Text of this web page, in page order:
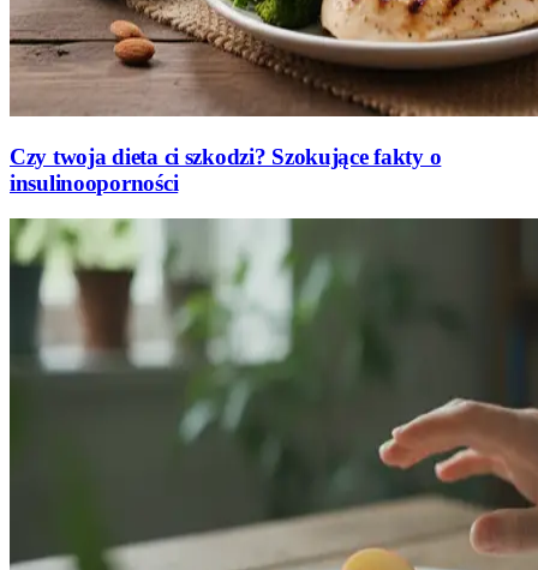
Czy twoja dieta ci szkodzi? Szokujące fakty o
insulinooporności